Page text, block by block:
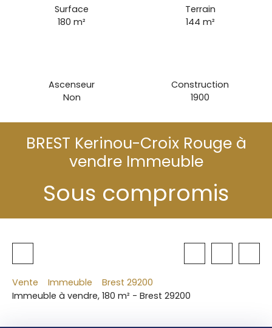
Surface
180m²
Terrain
144 m²
Ascenseur
Non
Construction
1900
BREST Kerinou-Croix Rouge à
vendre Immeuble
Sous compromis
Vente Immeuble
Brest 29200
Immeuble à vendre, 180 m² - Brest 29200